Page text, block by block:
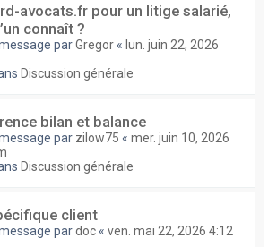
avocats.fr pour un litige salarié,
connaît ?
parGregor « lun. juin 22, 2026
Discussion générale
bilan et balance
par zilow75 « mer. juin 10, 2026
Discussion générale
client
pardoc « ven. mai 22, 2026 4:12